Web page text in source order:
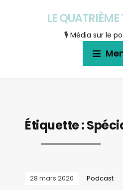
LE QUATRIÈME
🎙 Média sur le
Étiquette :
28 mars 2020 Podcast